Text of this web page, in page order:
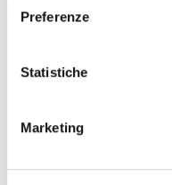
Preferenze
Statistiche
Marketing